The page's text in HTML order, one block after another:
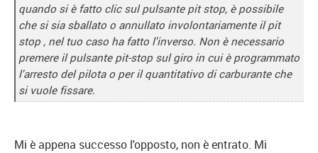
quando si è fatto clic sul pulsante pit stop, è possibile
che si sia sballato o annullato involontariamente il pit
stop , nel tuo caso ha fatto l'inverso. Non è necessario
premere il pulsante pit-stop sul giro in cui è programmato
l'arresto del pilota o per il quantitativo di carburante che
si vuole fissare.
Mi è appena successo l'opposto, non è entrato. Mi